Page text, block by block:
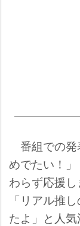
番組での発
めでたい！
わらず応援
「リアル推
たよ」と人